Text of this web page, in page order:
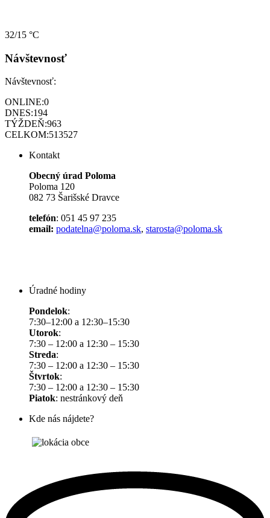
32/15 °C
Návštevnosť
Návštevnosť:
ONLINE:0
DNES:194
TÝŽDEŇ:963
CELKOM:513527
Kontakt
Obecný úrad Poloma
Poloma 120
082 73 Šarišské Dravce
telefón: 051 45 97 235
email: podatelna@poloma.sk, starosta@poloma.sk
Úradné hodiny
Pondelok:
7:30–12:00 a 12:30–15:30
Utorok:
7:30 – 12:00 a 12:30 – 15:30
Streda:
7:30 – 12:00 a 12:30 – 15:30
Štvrtok:
7:30 – 12:00 a 12:30 – 15:30
Piatok: nestránkový deň
Kde nás nájdete?